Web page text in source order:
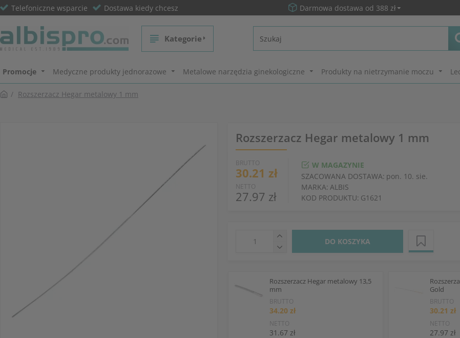
Telefoniczne wsparcie Dostawa kiedy chcesz Darmowa dostawa od 388 zł
Kategorie
Promocje Medyczne produkty jednorazowe Metalowe narzędzia ginekologiczne Produkty na nietrzymanie moczu
Rozszerzacz Hegar metalowy 1 mm
Rozszerzacz Hegar metalowy 1 mm
BRUTTO
30.21 zł
NETTO
27.97 zł
W MAGAZYNIE
SZACOWANA DOSTAWA: pon. 10. sie.
MARKA: ALBIS
KOD PRODUKTU: G1621
DO KOSZYKA
Rozszerzacz Hegar metalowy 13,5
mm
BRUTTO
34.20 zł
NETTO
31.67 zł
Gold
BRUTTO
30.21 zł
NETTO
27.97 zł